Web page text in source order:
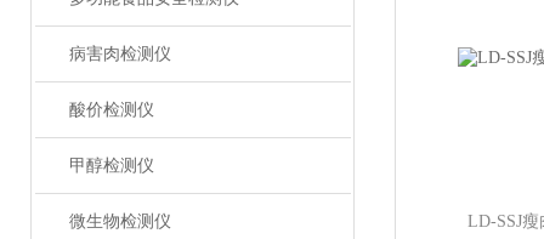
病害肉检测仪
酸价检测仪
甲醇检测仪
微生物检测仪 LD-SSJ